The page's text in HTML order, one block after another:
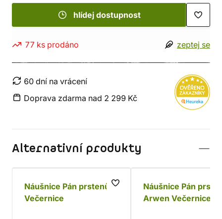
hlídej dostupnost
77 ks prodáno zeptej se
60 dní na vrácení
Doprava zdarma nad 2 299 Kč
Alternativní produkty
Náušnice Pán prstenů -
Večernice
Náušnice Pán
Arwen Večernice